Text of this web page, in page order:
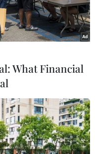
Công Trí/TTXVN)
What Financial